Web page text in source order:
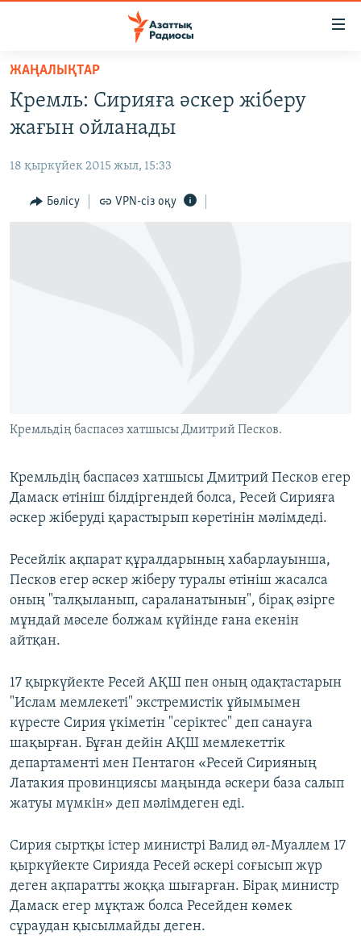
Skip
main
content
to
Navigation
Skip
САЯСАТ
ҚАҢТАР ОҚИҒАСЫ
АДАМ ҚҰҚЫҚТАРЫ
ЖАҢАЛЫҚТАР
Кремль: Сирияға әскер жіберу
жағын ойланады
18 қыркүйек 2015 жыл, 15:33
Бөлісу VPN-сіз оқу
Кремльдің баспасөз хатшысы Дмитрий Песков.
Кремльдің баспасөз хатшысы Дмитрий Песков егер
Дамаск өтініш білдіргендей болса, Ресей Сирияға
әскер жіберуді қарастырып көретінін мәлімдеді.
Ресейлік ақпарат құралдарының хабарлауынша,
Песков егер әскер жіберу туралы өтініш жасалса
оның "талқыланып, сараланатынын", бірақ әзірге
мұндай мәселе болжам күйінде ғана екенін
айтқан.
17 қыркүйекте Ресей АҚШ пен оның одақтастарын
"Ислам мемлекеті" экстремистік ұйымымен
күресте Сирия үкіметін "серіктес" деп санауға
шақырған. Бұған дейін АҚШ мемлекеттік
департаменті мен Пентагон «Ресей Сирияның
Латакия провинциясы маңында әскери база салып
жатуы мүмкін» деп мәлімдеген еді.
Сирия сыртқы істер министрі Валид әл-Муаллем 17
қыркүйекте Сирияда Ресей әскері соғысып жүр
деген ақпаратты жоққа шығарған. Бірақ министр
Дамаск егер мұқтаж болса Ресейден көмек
сұраудан қысылмайды деген.